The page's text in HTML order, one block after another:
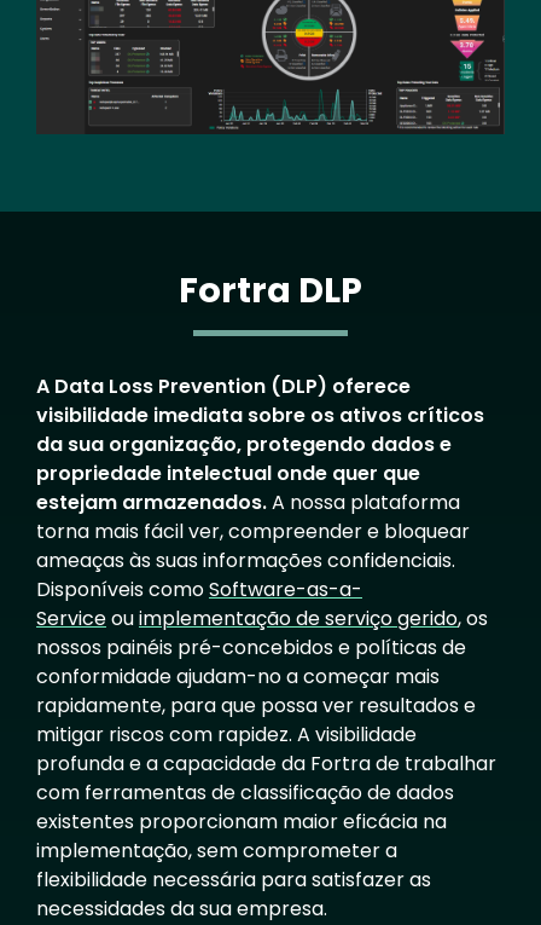
Fortra DLP
A Data Loss Prevention (DLP) oferece
visibilidade imediata sobre os ativos críticos
da sua organização, protegendo dados e
propriedade intelectual onde quer que
estejam armazenados.A nossa plataforma
torna mais fácil ver, compreender e bloquear
ameaças às suas informações confidenciais.
Disponíveis comoSoftware-as-a-
Serviceouimplementação de serviço gerido, os
nossos painéis pré-concebidos e políticas de
conformidade ajudam-no a começar mais
rapidamente, para que possa ver resultados e
mitigar riscos com rapidez. A visibilidade
profunda e a capacidade da Fortra de trabalhar
com ferramentas de classificação de dados
existentes proporcionam maior eficácia na
implementação, sem comprometer a
flexibilidade necessária para satisfazer as
necessidades da sua empresa.